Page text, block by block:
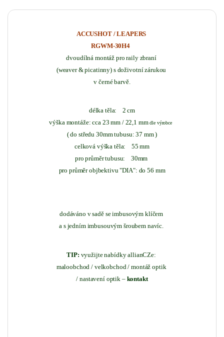
ACCUSHOT / LEAPERS
RGWM-30H4
dvoudílná montáž pro raily zbraní
(weaver & picatinny) s doživotní zárukou
v černé barvě.
délka těla: 2 cm
výška montáže: cca 23 mm / 22,1 mmdle výrobce
( do středu 30mm tubusu: 37 mm )
celková výška těla: 55 mm
pro průměr tubusu: 30mm
pro průměr objbektivu "DIA": do 56 mm
dodáváno v sadě se imbusovým klíčem
a s jedním imbusouvým šroubem navíc.
TIP: využijte nabídky allianCZe:
maloobchod / velkobchod / montáž optik
/ nastavení optik – kontakt